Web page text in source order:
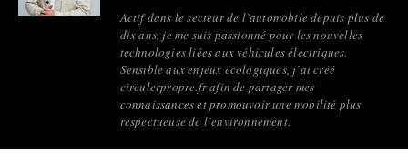
Actif dans le secteur de l’automobile depuis plus de
dix ans, je me suis passionné pour les nouvelles
technologies liées aux véhicules électriques.
Sensible aux enjeux écologiques, j’ai créé
circulerpropre.fr afin de partager mes
connaissances et promouvoir une mobilité plus
respectueuse de l’environnement.